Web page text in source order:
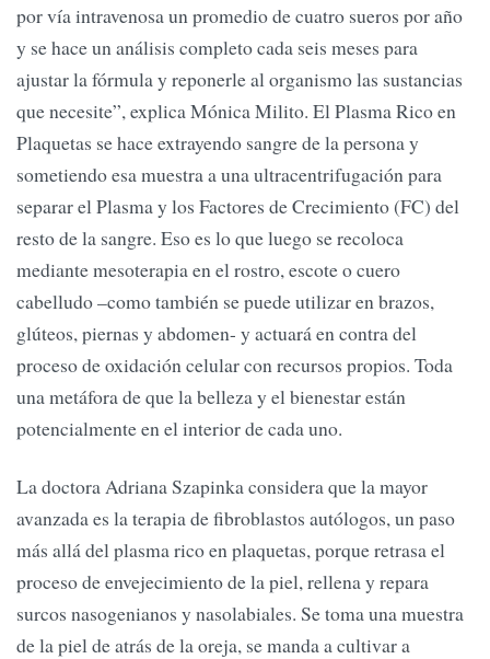
por vía intravenosa un promedio de cuatro sueros por año
y se hace un análisis completo cada seis meses para
ajustar la fórmula y reponerle al organismo las sustancias
que necesite”, explica Mónica Milito. El Plasma Rico en
Plaquetas se hace extrayendo sangre de la persona y
sometiendo esa muestra a una ultracentrifugación para
separar el Plasma y los Factores de Crecimiento (FC) del
resto de la sangre. Eso es lo que luego se recoloca
mediante mesoterapia en el rostro, escote o cuero
cabelludo –como también se puede utilizar en brazos,
glúteos, piernas y abdomen- y actuará en contra del
proceso de oxidación celular con recursos propios. Toda
una metáfora de que la belleza y el bienestar están
potencialmente en el interior de cada uno.
La doctora Adriana Szapinka considera que la mayor
avanzada es la terapia de fibroblastos autólogos, un paso
más allá del plasma rico en plaquetas, porque retrasa el
proceso de envejecimiento de la piel, rellena y repara
surcos nasogenianos y nasolabiales. Se toma una muestra
de la piel de atrás de la oreja, se manda a cultivar a